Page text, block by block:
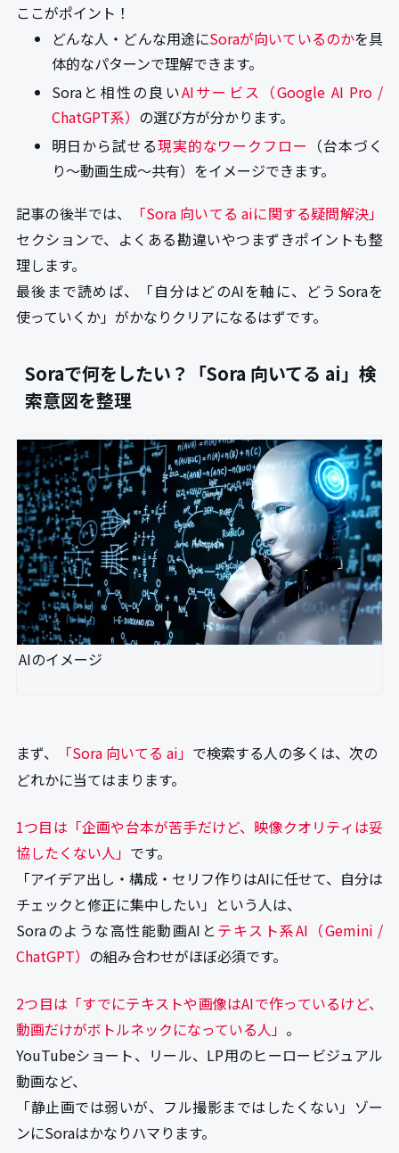
ここがポイント！
どんな人・どんな用途にSoraが向いているのかを具
体的なパターンで理解できます。
Soraと相性の良いAIサービス（Google AI Pro /
ChatGPT系） の選び方が分かります。
明日から試せる現実的なワークフロー （台本づく
り〜動画生成〜共有）をイメージできます。
記事の後半では、
「Sora 向いてる aiに関する疑問解決」
セクションで、よくある勘違いやつまずきポイントも整
理します。
最後まで読めば、「自分はどのAIを軸に、どうSoraを
使っていくか」がかなりクリアになるはずです。
Soraで何をしたい？「Sora 向いてる ai」検
索意図を整理
AIのイメージ
まず、 「Sora 向いてる ai」 で検索する人の多くは、次の
どれかに当てはまります。
1つ目は「企画や台本が苦手だけど、映像クオリティは妥
協したくない人」 です。
「アイデア出し・構成・セリフ作りはAIに任せて、自分は
チェックと修正に集中したい」という人は、
Soraのような高性能動画AIと テキスト系AI（Gemini /
ChatGPT） の組み合わせがほぼ必須です。
2つ目は「すでにテキストや画像はAIで作っているけど、
動画だけがボトルネックになっている人」 。
YouTubeショート、リール、LP用のヒーロービジュアル
動画など、
「静止画では弱いが、フル撮影まではしたくない」ゾー
ンにSoraはかなりハマります。